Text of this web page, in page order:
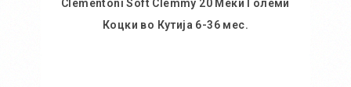
Clementoni Soft Clemmy 20 Меки Големи
Коцки во Кутија 6-36 мес.